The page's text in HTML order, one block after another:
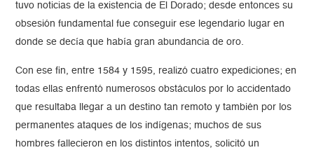
tuvo noticias de la existencia de El Dorado; desde entonces su
obsesión fundamental fue conseguir ese legendario lugar en
donde se decía que había gran abundancia de oro.
Con ese fin, entre 1584 y 1595, realizó cuatro expediciones; en
todas ellas enfrentó numerosos obstáculos por lo accidentado
que resultaba llegar a un destino tan remoto y también por los
permanentes ataques de los indígenas; muchos de sus
hombres fallecieron en los distintos intentos, solicitó un